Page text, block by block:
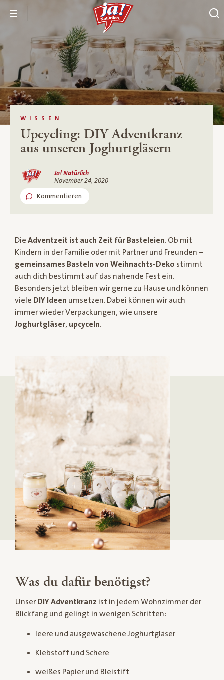
WISSEN
Upcycling: DIY Adventkranz
aus unseren Joghurtgläsern
Ja! Natürlich
November 24, 2020
Kommentieren
Die Adventzeit ist auch Zeit für Basteleien. Ob mit
Kindern in der Familie oder mit Partner und Freunden –
gemeinsames Basteln von Weihnachts-Deko stimmt
auch dich bestimmt auf das nahende Fest ein.
Besonders jetzt bleiben wir gerne zu Hause und können
viele DIY Ideen umsetzen. Dabei können wir auch
immer wieder Verpackungen, wie unsere
Joghurtgläser, upcyceln.
Was du dafür benötigst?
Unser DIY Adventkranz ist in jedem Wohnzimmer der
Blickfang und gelingt in wenigen Schritten:
leere und ausgewaschene Joghurtgläser
Klebstoff und Schere
weißes Papier und Bleistift